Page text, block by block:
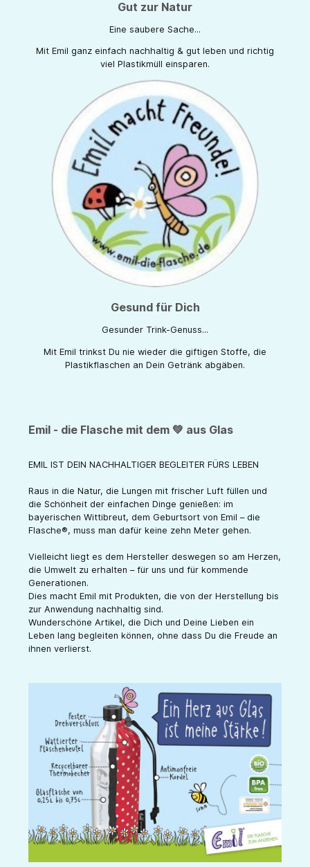
Gut zur Natur
Eine saubere Sache...
Mit Emil ganz einfach nachhaltig & gut leben und richtig
viel Plastikmüll einsparen.
Gesund für Dich
Gesunder Trink-Genuss...
Mit Emil trinkst Du nie wieder die giftigen Stoffe, die
Plastikflaschen an Dein Getränk abgäben.
Emil - die Flasche mit dem 💚 aus Glas
EMIL IST DEIN NACHHALTIGER BEGLEITER FÜRS LEBEN
Raus in die Natur, die Lungen mit frischer Luft füllen und
die Schönheit der einfachen Dinge genießen: im
bayerischen Wittibreut, dem Geburtsort von Emil – die
Flasche®, muss man dafür keine zehn Meter gehen.
Vielleicht liegt es dem Hersteller deswegen so am Herzen,
die Umwelt zu erhalten – für uns und für kommende
Generationen.
Dies macht Emil mit Produkten, die von der Herstellung bis
zur Anwendung nachhaltig sind.
Wunderschöne Artikel, die Dich und Deine Lieben ein
Leben lang begleiten können, ohne dass Du die Freude an
ihnen verlierst.